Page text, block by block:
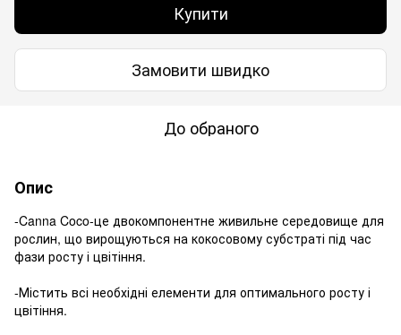
Купити
Замовити швидко
До обраного
Опис
-Canna Coco-це двокомпонентне живильне середовище для
рослин, що вирощуються на кокосовому субстраті під час
фази росту і цвітіння.
-Містить всі необхідні елементи для оптимального росту і
цвітіння.